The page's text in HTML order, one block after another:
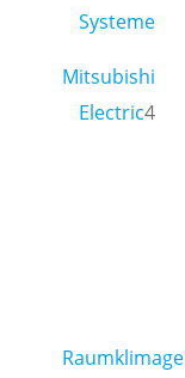
Systeme
Mitsubishi
Electric4